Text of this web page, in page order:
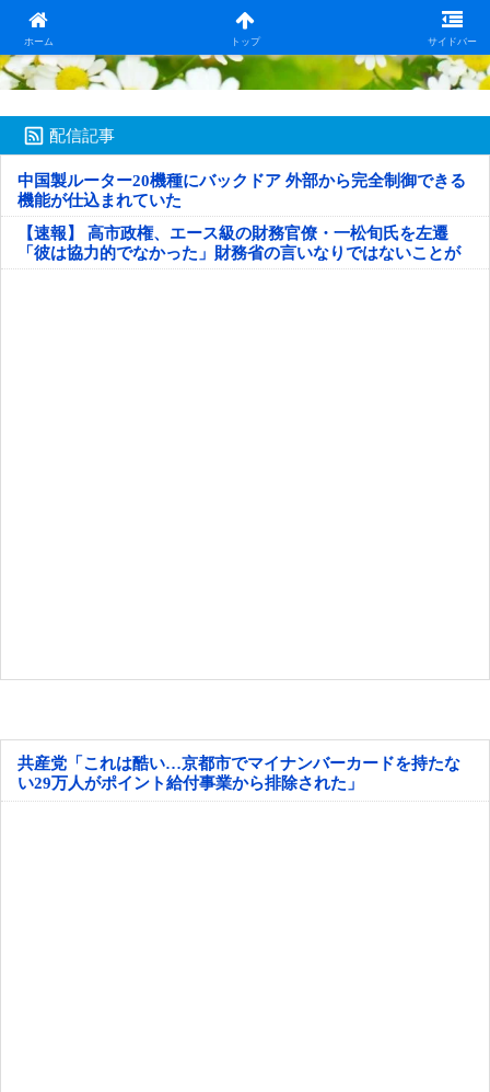
ホーム トップ サイドバー
日本第一！ニュース録
配信記事
中国製ルーター20機種にバックドア 外部から完全制御できる
機能が仕込まれていた
【速報】 高市政権、エース級の財務官僚・一松旬氏を左遷
「彼は協力的でなかった」財務省の言いなりではないことが
判明
共産党「これは酷い…京都市でマイナンバーカードを持たな
い29万人がポイント給付事業から排除された」